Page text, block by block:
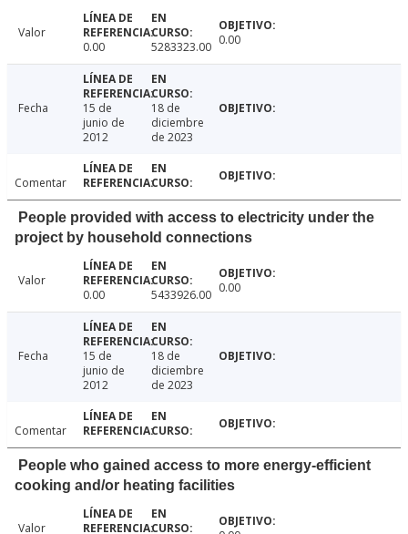
Valor
0.00
5283323.00 0.00
Fecha
15 de
junio de
2012
18 de
diciembre
de 2023
Comentar
People provided with access to electricity under the
project by household connections
Valor
0.00
5433926.00 0.00
Fecha
15 de
junio de
2012
18 de
diciembre
de 2023
Comentar
People who gained access to more energy-efficient
cooking and/or heating facilities
Valor